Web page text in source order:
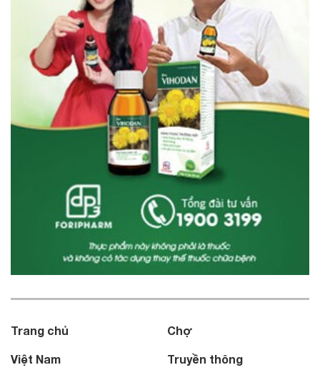
Trang chủ
Việt Nam
Chợ
Truyền thông